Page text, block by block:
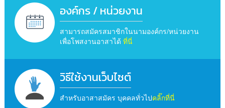
องค์กร / หน่วยงาน
สามารถสมัครสมาชิกในนามองค์กร/หน่วยงาน
เพื่อโพสงานอาสาได้ ที่นี่
วิธีใช้งานเว็บไซต์
สำหรับอาสาสมัคร บุคคลทั่วไปคลิ๊กที่นี่